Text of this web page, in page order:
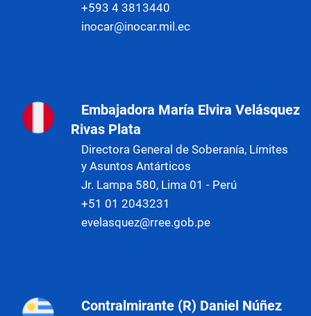
+593 4 3813440
inocar@inocar.mil.ec
Embajadora María Elvira Velásquez
Rivas Plata
Directora General de Soberanía, Límites
y Asuntos Antárticos
Jr. Lampa 580, Lima 01 - Perú
+51 01 2043231
evelasquez@rree.gob.pe
Contralmirante (R) Daniel Núñez